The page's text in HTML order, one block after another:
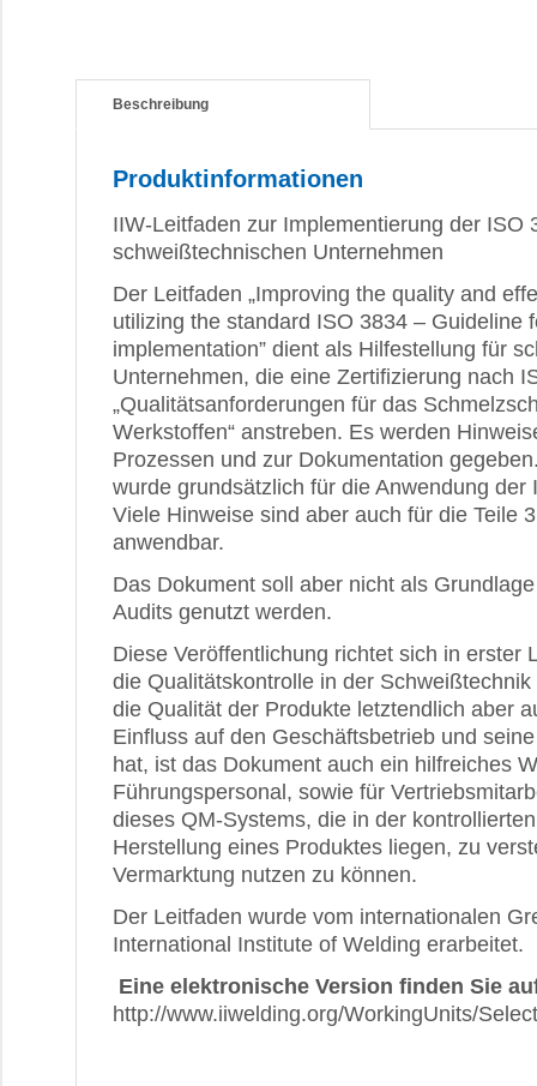
Beschreibung
Produktinformationen
IIW-Leitfaden zur Implementierung der ISO
schweißtechnischen Unternehmen
Der Leitfaden „Improving the quality and
utilizing the standard ISO 3834 – Guideline
implementation” dient als Hilfestellung für
Unternehmen, die eine Zertifizierung nach
„Qualitätsanforderungen für das
Werkstoffen“ anstreben. Es werden
Prozessen und zur Dokumentation
wurde grundsätzlich für die Anwendung der
Viele Hinweise sind aber auch für die Teile
anwendbar.
Das Dokument soll aber nicht als
Audits genutzt werden.
Diese Veröffentlichung richtet sich in erster
die Qualitätskontrolle in der
die Qualität der Produkte letztendlich aber
Einfluss auf den Geschäftsbetrieb und
hat, ist das Dokument auch ein hilfreiches
Führungspersonal, sowie für
dieses QM-Systems, die in der
Herstellung eines Produktes liegen, zu
Vermarktung nutzen zu können.
Der Leitfaden wurde vom internationalen
International Institute of Welding erarbeitet.
Eine elektronische Version finden Sie
http://www.iiwelding.org/WorkingUnits/